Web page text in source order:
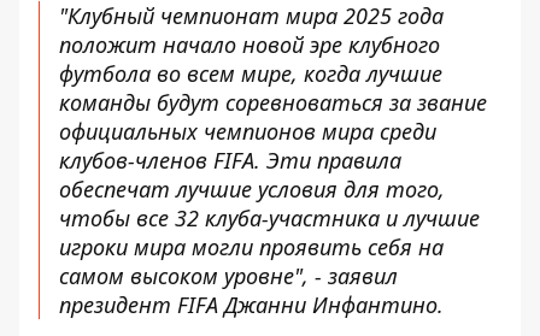
"Клубный чемпионат мира 2025 года
положит начало новой эре клубного
футбола во всем мире, когда лучшие
команды будут соревноваться за звание
официальных чемпионов мира среди
клубов-членов FIFA. Эти правила
обеспечат лучшие условия для того,
чтобы все 32 клуба-участника и лучшие
игроки мира могли проявить себя на
самом высоком уровне", - заявил
президент FIFA Джанни Инфантино.